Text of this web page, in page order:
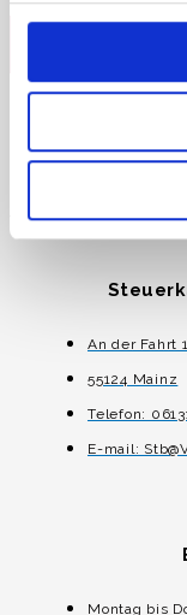
An der Fahrt
55124 Mainz
Telefon:
E-mail:
Montag bis